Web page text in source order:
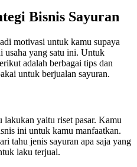
Bisnis Sayuran
motivasi untuk kamu supaya
usaha yang satu ini. Untuk
adalah berbagai tips dan
untuk berjualan sayuran.
lakukan yaitu riset pasar. Kamu
ini untuk kamu manfaatkan.
tahu jenis sayuran apa saja yang
laku terjual.